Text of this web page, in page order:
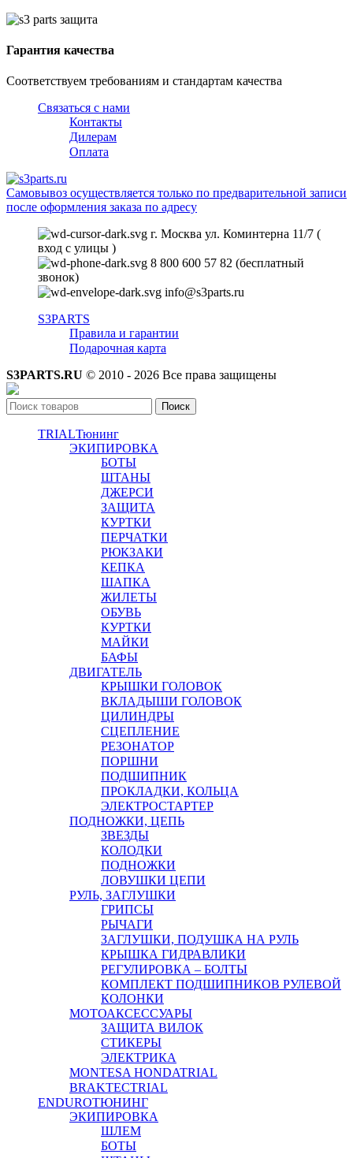
Гарантия качества
Соответствуем требованиям и стандартам качества
Связаться с нами
Контакты
Дилерам
Оплата
Самовывоз осуществляется только по предварительной записи
после оформления заказа по адресу
г. Москва ул. Коминтерна 11/7 (
вход с улицы )
8 800 600 57 82 (бесплатный
звонок)
info@s3parts.ru
S3PARTS
Правила и гарантии
Подарочная карта
S3PARTS.RU © 2010 - 2026 Все права защищены
Поиск
TRIALТюнинг
ЭКИПИРОВКА
БОТЫ
ШТАНЫ
ДЖЕРСИ
ЗАЩИТА
КУРТКИ
ПЕРЧАТКИ
РЮКЗАКИ
КЕПКА
ШАПКА
ЖИЛЕТЫ
ОБУВЬ
КУРТКИ
МАЙКИ
БАФЫ
ДВИГАТЕЛЬ
КРЫШКИ ГОЛОВОК
ВКЛАДЫШИ ГОЛОВОК
ЦИЛИНДРЫ
СЦЕПЛЕНИЕ
РЕЗОНАТОР
ПОРШНИ
ПОДШИПНИК
ПРОКЛАДКИ, КОЛЬЦА
ЭЛЕКТРОСТАРТЕР
ПОДНОЖКИ, ЦЕПЬ
ЗВЕЗДЫ
КОЛОДКИ
ПОДНОЖКИ
ЛОВУШКИ ЦЕПИ
РУЛЬ, ЗАГЛУШКИ
ГРИПСЫ
РЫЧАГИ
ЗАГЛУШКИ, ПОДУШКА НА РУЛЬ
КРЫШКА ГИДРАВЛИКИ
РЕГУЛИРОВКА – БОЛТЫ
КОМПЛЕКТ ПОДШИПНИКОВ РУЛЕВОЙ
КОЛОНКИ
МОТОАКСЕССУАРЫ
ЗАЩИТА ВИЛОК
СТИКЕРЫ
ЭЛЕКТРИКА
MONTESA HONDATRIAL
BRAKTECTRIAL
ENDUROТЮНИНГ
ЭКИПИРОВКА
ШЛЕМ
БОТЫ